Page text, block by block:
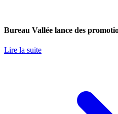
Bureau Vallée lance des
Lire la suite